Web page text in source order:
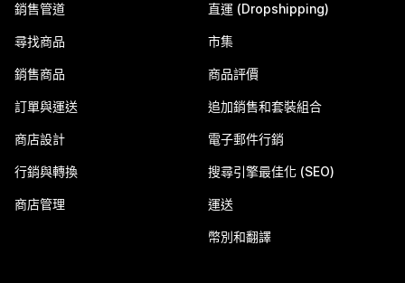
銷售管道
尋找商品
銷售商品
訂單與運送
商店設計
行銷與轉換
商店管理
直運 (Dropshipping)
市集
商品評價
追加銷售和套裝組合
電子郵件行銷
搜尋引擎最佳化 (SEO)
運送
幣別和翻譯